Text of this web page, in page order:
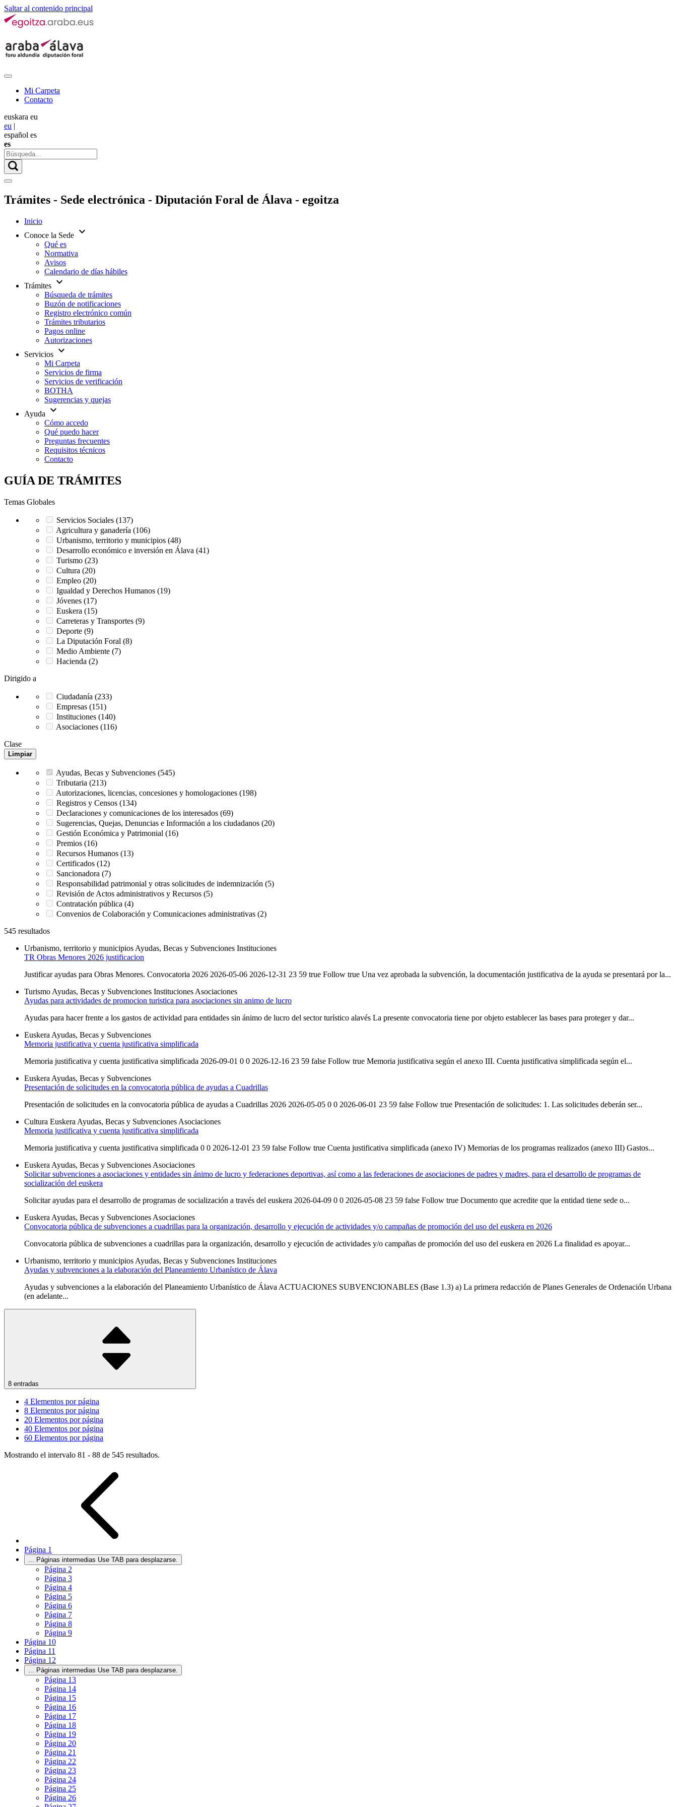
Saltar al contenido principal
Mi Carpeta
Contacto
euskara eu
eu |
español es
es
Trámites - Sede electrónica - Diputación Foral de Álava - egoitza
Inicio
Conoce la Sede expand_more
Qué es
Normativa
Avisos
Calendario de días hábiles
Trámites expand_more
Búsqueda de trámites
Buzón de notificaciones
Registro electrónico común
Trámites tributarios
Pagos online
Autorizaciones
Servicios expand_more
Mi Carpeta
Servicios de firma
Servicios de verificación
BOTHA
Sugerencias y quejas
Ayuda
expand_more
Cómo accedo
Qué puedo hacer
Preguntas frecuentes
Requisitos técnicos
Contacto
GUÍA DE TRÁMITES
Temas Globales
Servicios Sociales (137)
Agricultura y ganadería (106)
Urbanismo, territorio y municipios (48)
Desarrollo económico e inversión en Álava (41)
Turismo (23)
Cultura (20)
Empleo (20)
Igualdad y Derechos Humanos (19)
Jóvenes (17)
Euskera (15)
Carreteras y Transportes (9)
Deporte (9)
La Diputación Foral (8)
Medio Ambiente (7)
Hacienda (2)
Dirigido a
Ciudadanía (233)
Empresas (151)
Instituciones (140)
Asociaciones (116)
Clase
Limpiar
Ayudas, Becas y Subvenciones (545)
Tributaria (213)
Autorizaciones, licencias, concesiones y homologaciones (198)
Registros y Censos (134)
Declaraciones y comunicaciones de los interesados (69)
Sugerencias, Quejas, Denuncias e Información a los ciudadanos (20)
Gestión Económica y Patrimonial (16)
Premios (16)
Recursos Humanos (13)
Certificados (12)
Sancionadora (7)
Responsabilidad patrimonial y otras solicitudes de indemnización (5)
Revisión de Actos administrativos y Recursos (5)
Contratación pública (4)
Convenios de Colaboración y Comunicaciones administrativas (2)
545 resultados
Urbanismo, territorio y municipios Ayudas, Becas y Subvenciones Instituciones
TR Obras Menores 2026 justificacion
Justificar ayudas para Obras Menores. Convocatoria 2026 2026-05-06 2026-12-31 23 59 true Follow true Una vez aprobada la subvención, la documentación justificativa de la ayuda se presentará por la...
Turismo Ayudas, Becas y Subvenciones Instituciones Asociaciones
Ayudas para actividades de promocion turistica para asociaciones sin animo de lucro
Ayudas para hacer frente a los gastos de actividad para entidades sin ánimo de lucro del sector turístico alavés La presente convocatoria tiene por objeto establecer las bases para proteger y dar...
Euskera Ayudas, Becas y Subvenciones
Memoria justificativa y cuenta justificativa simplificada
Memoria justificativa y cuenta justificativa simplificada 2026-09-01 0 0 2026-12-16 23 59 false Follow true Memoria justificativa según el anexo III. Cuenta justificativa simplificada según el...
Euskera Ayudas, Becas y Subvenciones
Presentación de solicitudes en la convocatoria pública de ayudas a Cuadrillas
Presentación de solicitudes en la convocatoria pública de ayudas a Cuadrillas 2026 2026-05-05 0 0 2026-06-01 23 59 false Follow true Presentación de solicitudes: 1. Las solicitudes deberán ser...
Cultura Euskera Ayudas, Becas y Subvenciones Asociaciones
Memoria justificativa y cuenta justificativa simplificada
Memoria justificativa y cuenta justificativa simplificada 0 0 2026-12-01 23 59 false Follow true Cuenta justificativa simplificada (anexo IV) Memorias de los programas realizados (anexo III) Gastos...
Euskera Ayudas, Becas y Subvenciones Asociaciones
Solicitar subvenciones a asociaciones y entidades sin ánimo de lucro y federaciones deportivas, así como a las federaciones de asociaciones de padres y madres, para el desarrollo de programas de
socialización del euskera
Solicitar ayudas para el desarrollo de programas de socialización a través del euskera 2026-04-09 0 0 2026-05-08 23 59 false Follow true Documento que acredite que la entidad tiene sede o...
Euskera Ayudas, Becas y Subvenciones Asociaciones
Convocatoria pública de subvenciones a cuadrillas para la organización, desarrollo y ejecución de actividades y/o campañas de promoción del uso del euskera en 2026
Convocatoria pública de subvenciones a cuadrillas para la organización, desarrollo y ejecución de actividades y/o campañas de promoción del uso del euskera en 2026 La finalidad es apoyar...
Urbanismo, territorio y municipios Ayudas, Becas y Subvenciones Instituciones
Ayudas y subvenciones a la elaboración del Planeamiento Urbanístico de Álava
Ayudas y subvenciones a la elaboración del Planeamiento Urbanístico de Álava ACTUACIONES SUBVENCIONABLES (Base 1.3) a) La primera redacción de Planes Generales de Ordenación Urbana
(en adelante...
8 entradas
4 Elementos por página
8 Elementos por página
20 Elementos por página
40 Elementos por página
60 Elementos por página
Mostrando el intervalo 81 - 88 de 545 resultados.
Página 1
Páginas intermedias Use TAB para desplazarse.
Página 2
Página 3
Página 4
Página 5
Página 6
Página 7
Página 8
Página 9
Página 10
Página 11
Página 12
Páginas intermedias Use TAB para desplazarse.
Página 13
Página 14
Página 15
Página 16
Página 17
Página 18
Página 19
Página 20
Página 21
Página 22
Página 23
Página 24
Página 25
Página 26